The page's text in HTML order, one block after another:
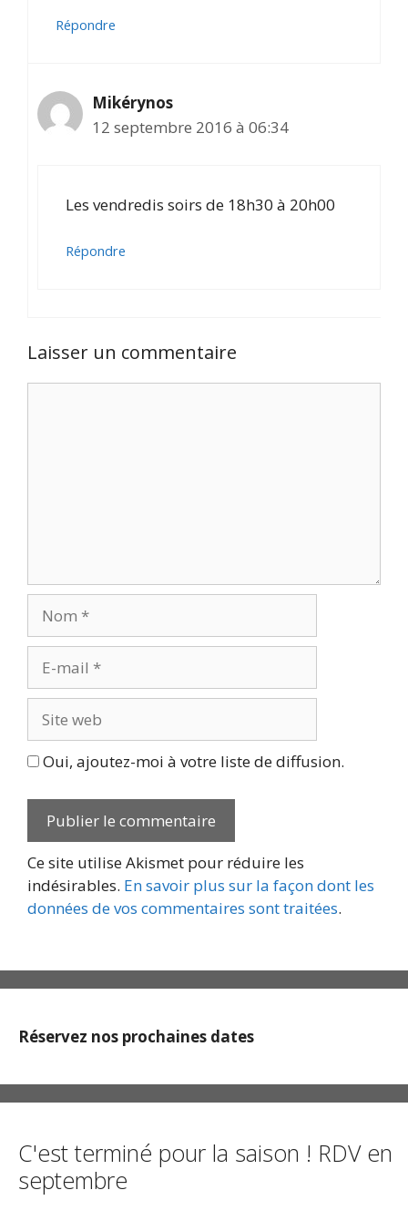
Répondre
Mikérynos
12 septembre 2016 à 06:34
Les vendredis soirs de 18h30 à 20h00
Répondre
Laisser un commentaire
mail
web
Oui, ajoutez-moi à votre liste de diffusion.
Ce site utilise Akismet pour réduire les
indésirables. En savoir plus sur la façon dont les
données de vos commentaires sont traitées.
Réservez nos prochaines dates
C'est terminé pour la saison ! RDV en
septembre